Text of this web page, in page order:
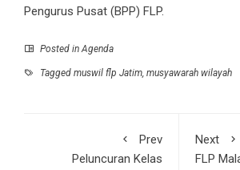
Pengurus Pusat (BPP) FLP.
Posted inAgenda
Tagged muswil flp Jatim, musyawarah wilayah
Prev
Peluncuran Kelas
Next
FLP